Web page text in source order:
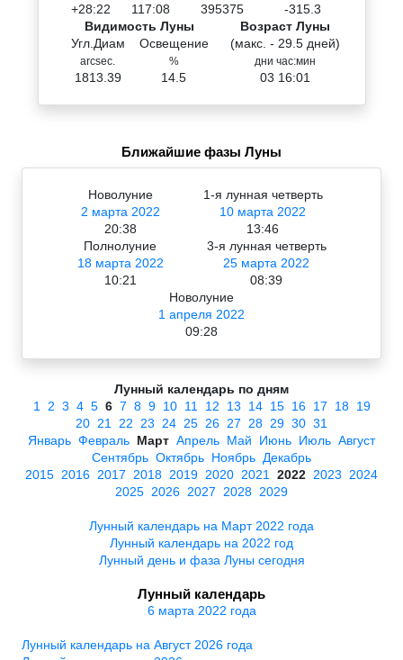
+28:22 117:08 395375
-315.3
Видимость Луны
Угл.Диам
arcsec.
1813.39
Освещение
%
14.5
Возраст Луны
(макс. - 29.5 дней)
дни час:мин
03 16:01
Ближайшие фазы Луны
Новолуние
2 марта 2022
20:38
1-я лунная четверть
10 марта 2022
13:46
Полнолуние
18 марта 2022
10:21
3-я лунная четверть
25 марта 2022
08:39
Новолуние
1 апреля 2022
09:28
Лунный календарь по дням
1
2 3 4 5 6 7 8 9 10 11 12 13 14 15 16 17 18 19
20 21 22 23 24 25 26 27 28 29 30 31
Январь Февраль Март Апрель Май Июнь Июль Август
Сентябрь Октябрь Ноябрь Декабрь
2015 2016 2017 2018 2019 2020 2021 2022 2023
2024
2025 2026 2027 2028 2029
Лунный календарь на Март 2022 года
Лунный календарь на 2022 год
Лунный день и фаза Луны сегодня
Лунный календарь
6 марта 2022 года
Лунный календарь на Август 2026 года